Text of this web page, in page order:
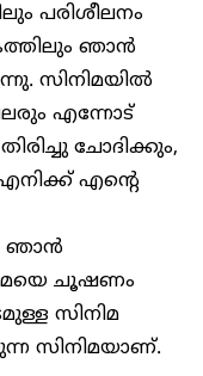
പരിശീലനം
ഞാൻ
സിനിമയിൽ
എന്നോട്
ചോദിക്കും,
എന്റെ
ഞാൻ
ചൂഷണം
സിനിമ
സിനിമയാണ്.